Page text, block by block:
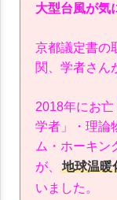
大型台風が気
京都議定書の
関、学者さん
2018年にお
学者」・理論
ム・ホーキン
が、
地球温暖
いました。